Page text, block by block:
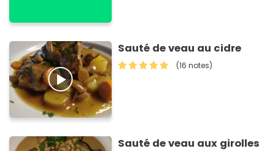
Sauté de veau au cidre
(16 notes)
Sauté de veau aux girolles